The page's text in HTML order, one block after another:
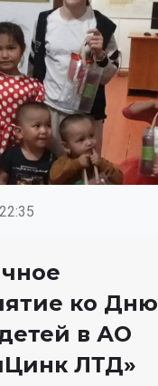
ко Дню
в АО
ЛТД»